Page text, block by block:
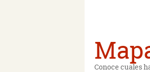
Conoce cuales